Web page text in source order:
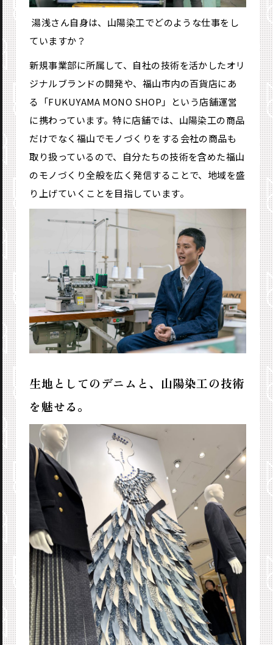
―― 湯浅さん自身は、山陽染工でどのような仕事をし
ていますか？
新規事業部に所属して、自社の技術を活かしたオリ
ジナルブランドの開発や、福山市内の百貨店にあ
る「FUKUYAMA MONO SHOP」という店舗運営
に携わっています。特に店舗では、山陽染工の商品
だけでなく福山でモノづくりをする会社の商品も
取り扱っているので、自分たちの技術を含めた福山
のモノづくり全般を広く発信することで、地域を盛
り上げていくことを目指しています。
生地としてのデニムと、山陽染工の技術
を魅せる。